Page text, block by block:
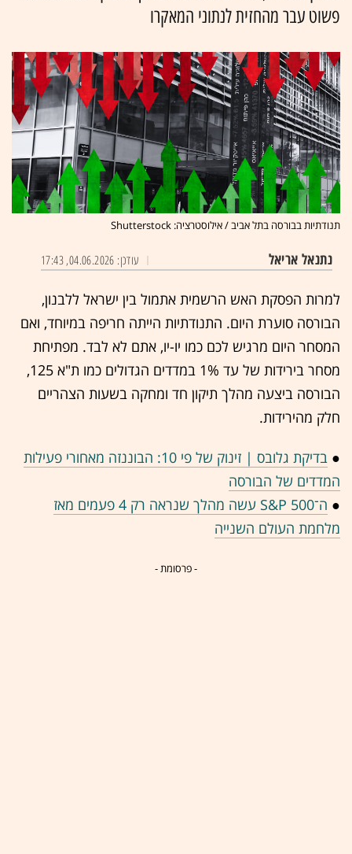
פשוט עבר מהחזית לנתוני המאקרו
תנודתיות בבורסה בתל אביב / אילוסטרציה: Shutterstock
נתנאל אריאל עודכן: 04.06.2026, 17:43
למרות הפסקת האש הרשמית אתמול בין ישראל ללבנון,
הבורסה סוערת היום. התנודתיות הייתה חריפה במיוחד, ואם
המסחר היום מרגיש לכם כמו יו-יו, אתם לא לבד. מפתיחת
מסחר בירידות של עד 1% במדדים הגדולים כמו ת"א 125,
הבורסה ביצעה מהלך תיקון חד ומחקה בשעות הצהריים
חלק מהירידות.
●
בדיקת גלובס | זינוק של פי 10: הבוננזה מאחורי פעילות
המדדים של הבורסה
●
ה־S&P 500 עשה מהלך שנראה רק 4 פעמים מאז
מלחמת העולם השנייה
- פרסומת -